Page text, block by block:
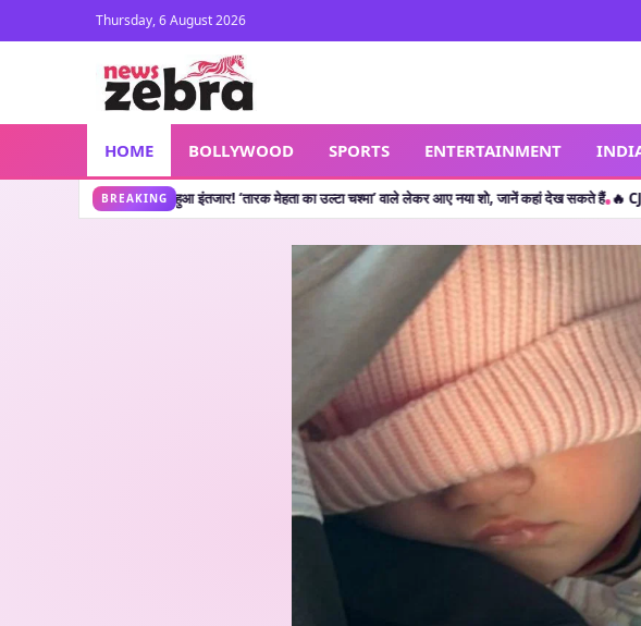
Thursday, 6 August 2026
HOME BOLLYWOOD SPORTS ENTERTAINMENT
BREAKING
का उल्टा चश्मा’ वाले लेकर आए नया शो, जानें कहां देख सकते हैं•🔥 CJP Protest: सलमान खान के बाद क्या शाहरुख खान ने